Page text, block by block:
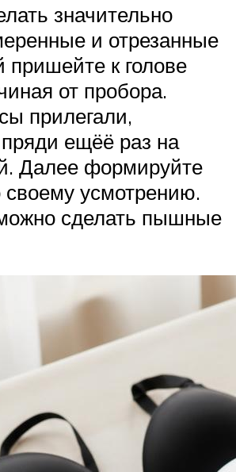
значительно
и отрезанные
пришейте к голове
от пробора.
прилегали,
ещёё раз на
Далее формируйте
своему усмотрению.
сделать пышные